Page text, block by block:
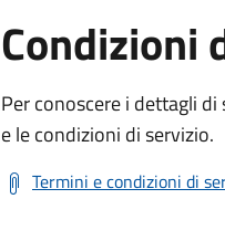
Condizioni
Per conoscere i dettagli
e le condizioni di servizio.
Termini e condizioni di